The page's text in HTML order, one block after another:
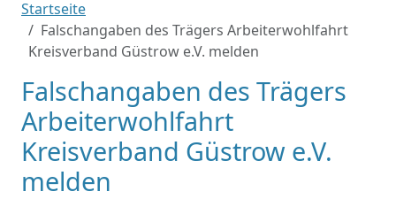
Startseite
Falschangaben des Trägers Arbeiterwohlfahrt
Kreisverband Güstrow e.V. melden
Falschangaben des Trägers
Arbeiterwohlfahrt
Kreisverband Güstrow e.V.
melden